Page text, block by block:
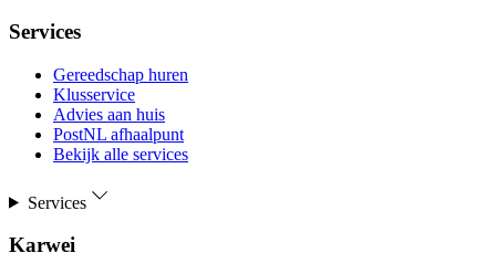
Services
Gereedschap huren
Klusservice
Advies aan huis
PostNL afhaalpunt
Bekijk alle services
Services
Karwei